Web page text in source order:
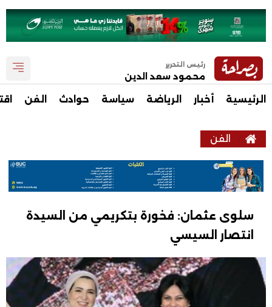
رئيس التحرير
محمود سعد الدين
الرئيسية أخبار الرياضة سياسة حوادث الفن
الفن
سلوى عثمان: فخورة بتكريمي من السيدة
انتصار السيسي